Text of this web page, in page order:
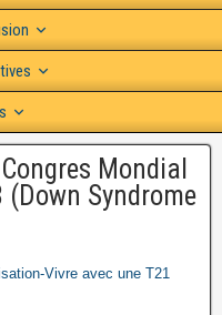
Mondial
Syndrome
Vivre avec une T21